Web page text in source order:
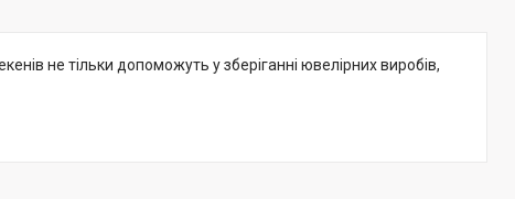
не тільки допоможуть у зберіганні ювелірних виробів,